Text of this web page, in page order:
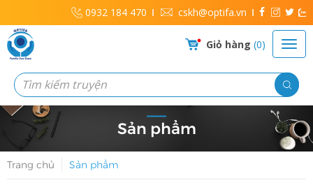
0932 184 470 cskh@optifa.vn
Giỏ hàng 0
Sản phẩm
Trang chủ Sản phẩm